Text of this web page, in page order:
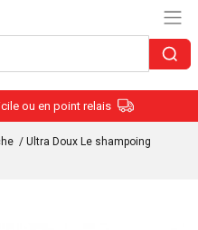
ou en point relais
/ Ultra Doux Le shampoing